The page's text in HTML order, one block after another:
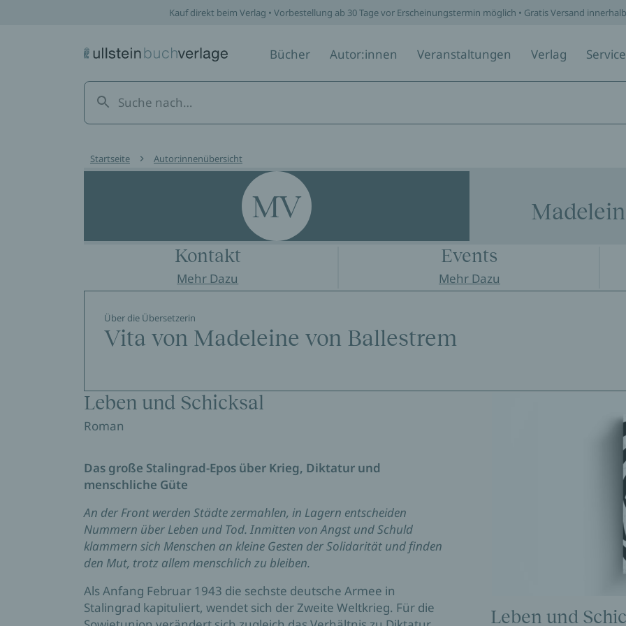
Kauf direkt beim Verlag • Vorbestellung ab 30 Tage vor Erscheinungstermin möglich • Gratis Versand
Bücher Autor:innen Veranstaltungen Verlag Service
Startseite Autor:innenübersicht
MV
Kontakt
Mehr Dazu
Events
Mehr Dazu
Über die Übersetzerin
Vita von Madeleine von Ballestrem
Leben und Schicksal
Roman
Das große Stalingrad-Epos über Krieg, Diktatur und
menschliche Güte
An der Front werden Städte zermahlen, in Lagern entscheiden
Nummern über Leben und Tod. Inmitten von Angst und Schuld
klammern sich Menschen an kleine Gesten der Solidarität und finden
den Mut, trotz allem menschlich zu bleiben.
Als Anfang Februar 1943 die sechste deutsche Armee in
Stalingrad kapituliert, wendet sich der Zweite Weltkrieg. Für die
Leben und